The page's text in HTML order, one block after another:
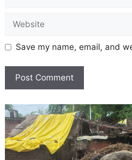
Save my name, email, and